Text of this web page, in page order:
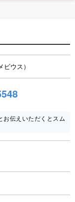
ウス）
お伝えいただくとスム